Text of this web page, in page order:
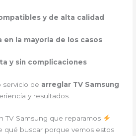
y de alta calidad
en la mayoría de los casos
y sin complicaciones
servicio de arreglar TV Samsung
y resultados.
TV Samsung que reparamos
qué buscar porque vemos estos